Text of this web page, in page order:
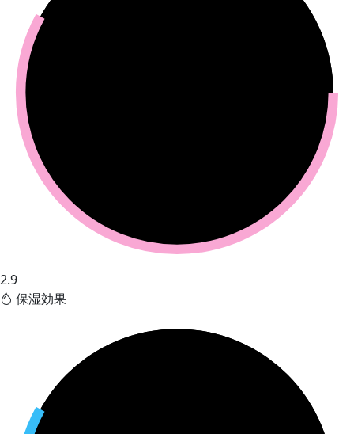
2.9
保湿効果